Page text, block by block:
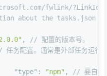
fwlink/
about the tasks.json
,
// 配置的版本号。
任务配置。通常是外部任务运行
"type" : "npm" ,
// 要自定